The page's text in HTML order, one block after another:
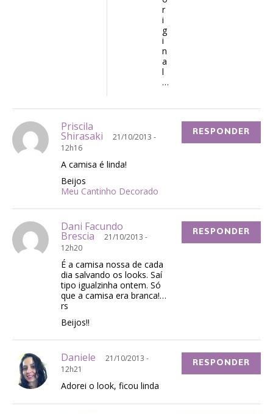
r
i
g
i
n
a
l
…
Priscila
Shirasaki
21/10/2013 -
12h16
A camisa é linda!
Beijos
Meu Cantinho Decorado
RESPONDER
Dani Facundo
Brescia
21/10/2013 -
12h20
É a camisa nossa de cada
dia salvando os looks. Saí
tipo igualzinha ontem. Só
que a camisa era branca!…
rs
Beijos!!
RESPONDER
Daniele
21/10/2013 -
12h21
Adorei o look, ficou linda
RESPONDER